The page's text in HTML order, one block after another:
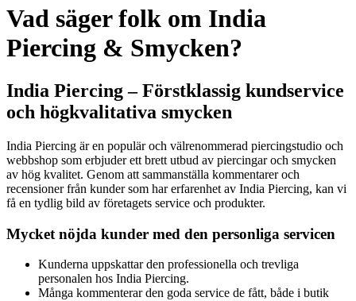
Vad säger folk om India
Piercing & Smycken?
India Piercing – Förstklassig kundservice
och högkvalitativa smycken
India Piercing är en populär och välrenommerad piercingstudio och
webbshop som erbjuder ett brett utbud av piercingar och smycken
av hög kvalitet. Genom att sammanställa kommentarer och
recensioner från kunder som har erfarenhet av India Piercing, kan vi
få en tydlig bild av företagets service och produkter.
Mycket nöjda kunder med den personliga servicen
Kunderna uppskattar den professionella och trevliga
personalen hos India Piercing.
Många kommenterar den goda service de fått, både i butik